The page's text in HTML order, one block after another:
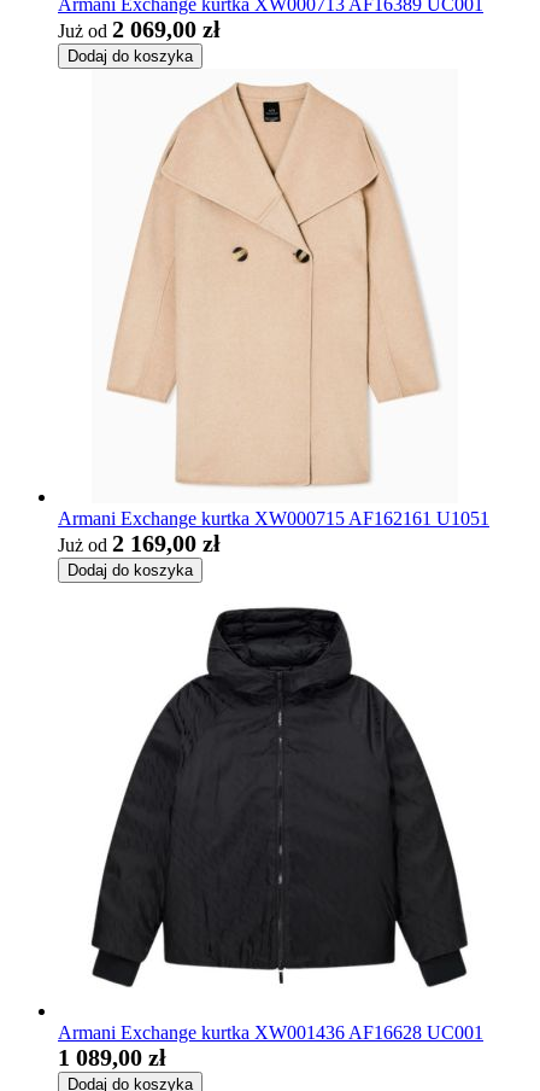
Armani Exchange kurtka XW000713 AF16389 UC001
Już od 2 069,00 zł
Dodaj do koszyka
Armani Exchange kurtka XW000715 AF162161 U1051
Już od 2 169,00 zł
Dodaj do koszyka
Armani Exchange kurtka XW001436 AF16628 UC001
1 089,00 zł
Dodaj do koszyka